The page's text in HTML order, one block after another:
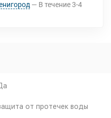
В течение3-4
от протечек воды